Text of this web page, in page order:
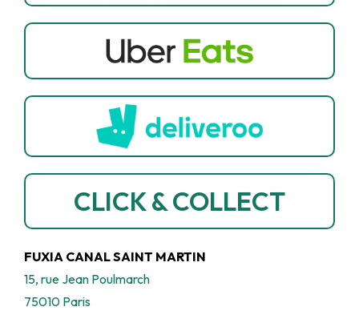
CLICK & COLLECT
FUXIA CANAL SAINT MARTIN
15, rue Jean Poulmarch
75010 Paris